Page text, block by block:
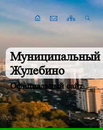
Муниципальный
Жулебино
Официальный сайт